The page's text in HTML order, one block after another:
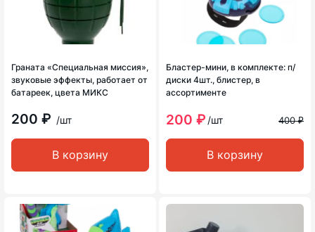
Граната «Специальная миссия»,
звуковые эффекты, работает от
батареек, цвета МИКС
200 ₽ /шт
В корзину
Бластер-мини, в комплекте: п/
диски 4шт., блистер, в
ассортименте
200 ₽ /шт 400 ₽
В корзину